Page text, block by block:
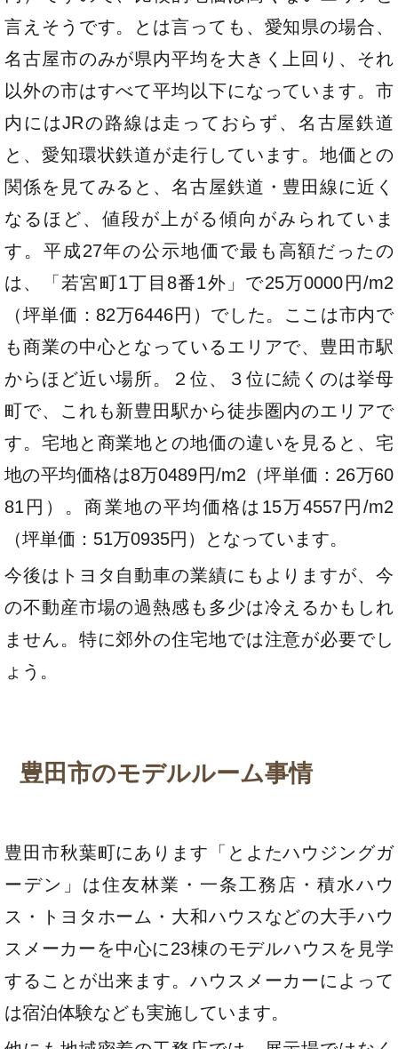
言えそうです。とは言っても、愛知県の場合、
名古屋市のみが県内平均を大きく上回り、それ
以外の市はすべて平均以下になっています。市
内にはJRの路線は走っておらず、名古屋鉄道
と、愛知環状鉄道が走行しています。地価との
関係を見てみると、名古屋鉄道・豊田線に近く
なるほど、値段が上がる傾向がみられていま
す。平成27年の公示地価で最も高額だったの
は、「若宮町1丁目8番1外」で25万0000円/m2
（坪単価：82万6446円）でした。ここは市内で
も商業の中心となっているエリアで、豊田市駅
からほど近い場所。２位、３位に続くのは挙母
町で、これも新豊田駅から徒歩圏内のエリアで
す。宅地と商業地との地価の違いを見ると、宅
地の平均価格は8万0489円/m2（坪単価：26万60
81円）。商業地の平均価格は15万4557円/m2
（坪単価：51万0935円）となっています。
今後はトヨタ自動車の業績にもよりますが、今
の不動産市場の過熱感も多少は冷えるかもしれ
ません。特に郊外の住宅地では注意が必要でし
ょう。
豊田市のモデルルーム事情
豊田市秋葉町にあります「とよたハウジングガ
ーデン」は住友林業・一条工務店・積水ハウ
ス・トヨタホーム・大和ハウスなどの大手ハウ
スメーカーを中心に23棟のモデルハウスを見学
することが出来ます。ハウスメーカーによって
は宿泊体験なども実施しています。